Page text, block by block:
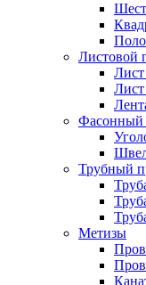
Листовой
Фасонный
Трубный
Метизы